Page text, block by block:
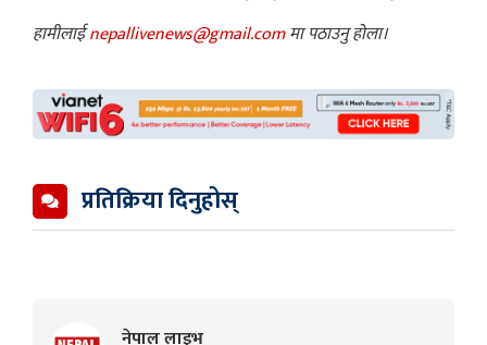
हामीलाईnepallivenews@gmail.comमा पठाउनु होला।
प्रतिक्रिया दिनुहोस्
नेपाल लाइभ